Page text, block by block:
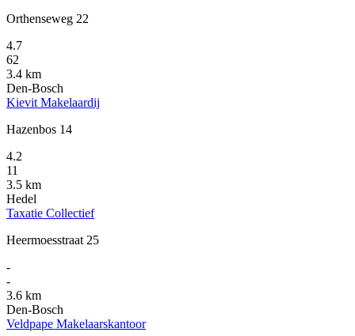
Orthenseweg 22
4.7
62
3.4 km
Den-Bosch
Kievit Makelaardij
Hazenbos 14
4.2
11
3.5 km
Hedel
Taxatie Collectief
Heermoesstraat 25
-
-
3.6 km
Den-Bosch
Veldpape Makelaarskantoor